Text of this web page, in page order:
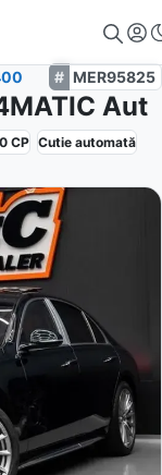
MER95825
Aut
CP Cutie automată